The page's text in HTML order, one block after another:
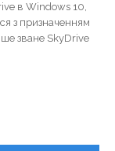
в Windows 10,
з призначенням
зване SkyDrive